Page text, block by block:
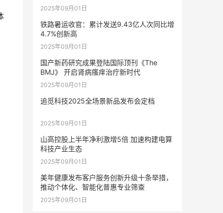
2025年09月01日
铁路暑运收官：累计发送9.43亿人次同比增
4.7%创新高
2025年09月01日
国产新药研究成果登陆国际顶刊《The
BMJ》 开启肾病瘙痒治疗新时代
2025年09月01日
追觅科技2025全场景新品发布会定档
2025年09月01日
山高控股上半年净利激增5倍 加速构建电算
科技产业生态
2025年09月01日
美年健康发布客户服务创新升级十条举措，
推动个体化、智能化普惠专业筛查
2025年09月01日